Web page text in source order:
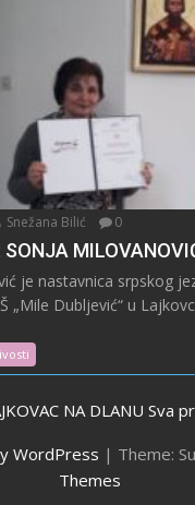
Snežana Bilić 0
SONJA
je nastavnica srpskog
„Mile Dubljević“ u
NA DLANU Sva
WordPress | Theme:
Themes